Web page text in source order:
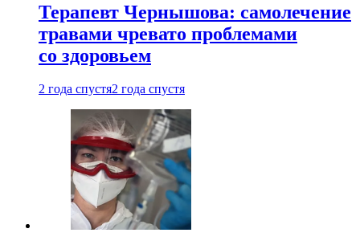
Терапевт Чернышова: самолечение
травами чревато проблемами
со здоровьем
2 года спустя2 года спустя